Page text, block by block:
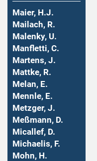
Maier, H.J.
Mailach, R.
Malenky, U.
Manfletti, C.
Martens, J.
Mattke, R.
Melan, E.
Mennle, E.
Metzger, J.
Meßmann, D.
Micallef, D.
Michaelis, F.
Mohn, H.